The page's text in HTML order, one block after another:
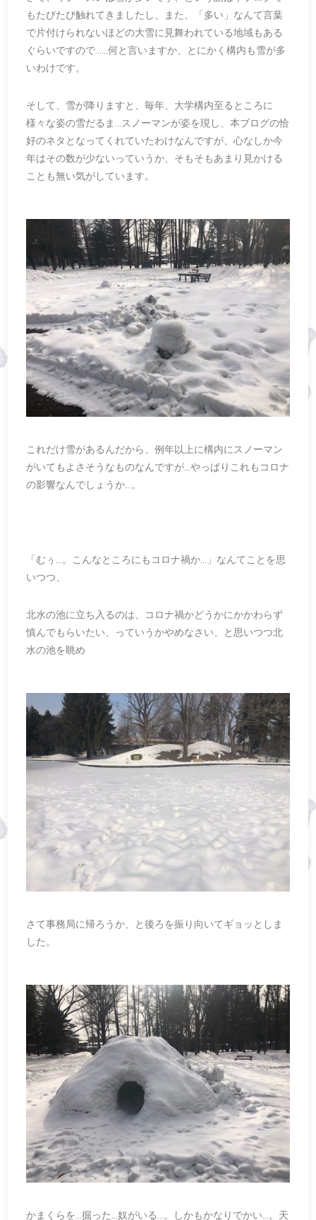
もたびたび触れてきましたし、また、「多い」なんて言葉
で片付けられないほどの大雪に見舞われている地域もある
ぐらいですので……何と言いますか、とにかく構内も雪が多
いわけです。
そして、雪が降りますと、毎年、大学構内至るところに
様々な姿の雪だるま…スノーマンが姿を現し、本ブログの恰
好のネタとなってくれていたわけなんですが、心なしか今
年はその数が少ないっていうか、そもそもあまり見かける
ことも無い気がしています。
これだけ雪があるんだから、例年以上に構内にスノーマン
がいてもよさそうなものなんですが…やっぱりこれもコロナ
の影響なんでしょうか…。
「むぅ…。こんなところにもコロナ禍か…」なんてことを思
いつつ、
北水の池に立ち入るのは、コロナ禍かどうかにかかわらず
慎んでもらいたい、っていうかやめなさい、と思いつつ北
水の池を眺め
さて事務局に帰ろうか、と後ろを振り向いてギョッとしま
した。
かまくらを…掘った…奴がいる…。しかもかなりでかい…。天